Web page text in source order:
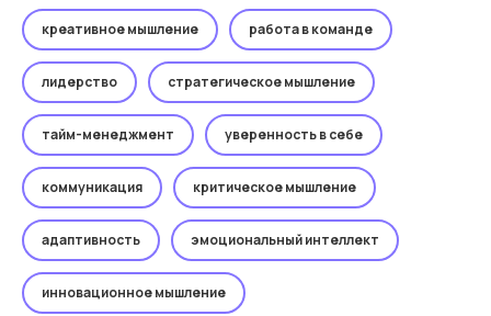
креативное мышление работа в команде
лидерство стратегическое мышление
тайм-менеджмент уверенность в себе
коммуникация критическое мышление
адаптивность эмоциональный интеллект
инновационное мышление